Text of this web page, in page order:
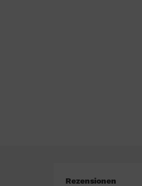
Rezensionen